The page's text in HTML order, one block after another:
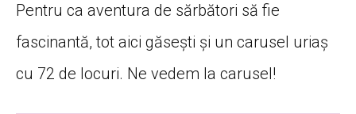
Pentru ca aventura de sărbători să fie
fascinantă, tot aici găsești și un carusel uriaș
cu 72 de locuri. Ne vedem la carusel!